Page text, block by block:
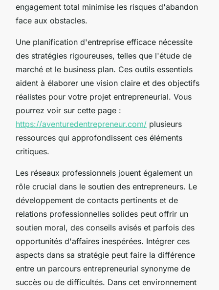
engagement total minimise les risques d'abandon
face aux obstacles.
Une planification d'entreprise efficace nécessite
des stratégies rigoureuses, telles que l'étude de
marché et le business plan. Ces outils essentiels
aident à élaborer une vision claire et des objectifs
réalistes pour votre projet entrepreneurial. Vous
pourrez voir sur cette page :
https://aventuredentrepreneur.com/ plusieurs
ressources qui approfondissent ces éléments
critiques.
Les réseaux professionnels jouent également un
rôle crucial dans le soutien des entrepreneurs. Le
développement de contacts pertinents et de
relations professionnelles solides peut offrir un
soutien moral, des conseils avisés et parfois des
opportunités d'affaires inespérées. Intégrer ces
aspects dans sa stratégie peut faire la différence
entre un parcours entrepreneurial synonyme de
succès ou de difficultés. Dans cet environnement